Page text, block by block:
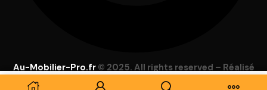
Au-Mobilier-Pro.fr© 2025. All rights reserved – Réalisé
parFocus Web Mentions Légales–